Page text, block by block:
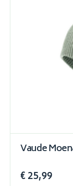
Vaude
€ 25,99